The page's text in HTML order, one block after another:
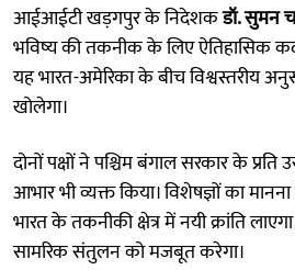
आईआईटी खड़गपुर के निदेशकडॉ. सुमन
भविष्य की तकनीक के लिए ऐतिहासिक
यह भारत-अमेरिका के बीच विश्वस्तरीय
खोलेगा।
दोनों पक्षों ने पश्चिम बंगाल सरकार के
आभार भी व्यक्त किया। विशेषज्ञों का
भारत के तकनीकी क्षेत्र में नयी क्रांति
सामरिक संतुलन को मजबूत करेगा।